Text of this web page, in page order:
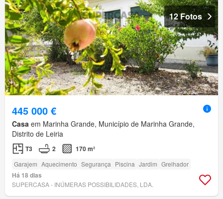
12 Fotos
445 000 €
Casa em Marinha Grande, Município de Marinha Grande,
Distrito de Leiria
T3 2 170 m²
Garajem Aquecimento Segurança Piscina Jardim Grelhador
Há 18 dias
SUPERCASA - INÚMERAS POSSIBILIDADES, LDA.